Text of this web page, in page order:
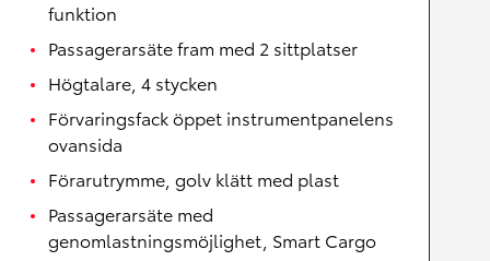
funktion
Passagerarsäte fram med 2 sittplatser
Högtalare, 4 stycken
Förvaringsfack öppet instrumentpanelens
ovansida
Förarutrymme, golv klätt med plast
Passagerarsäte med
genomlastningsmöjlighet, Smart Cargo